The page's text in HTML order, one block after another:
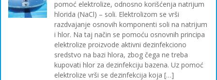
pomoć elektrolize, odnosno korišćenja natrijum
hlorida (NaCl) – soli. Elektrolizom se vrši
razdvajanje osnovih komponenti soli na natrijum
i hlor. Na taj način se pomoću osnovnih principa
elektrolize proizvode aktivni dezinfekciono
sredstvo na bazi hlora, zbog čega ne treba
kupovati hlor za dezinfekciju bazena. Uz pomoć
elektrolize vrši se dezinfekcija koja […]